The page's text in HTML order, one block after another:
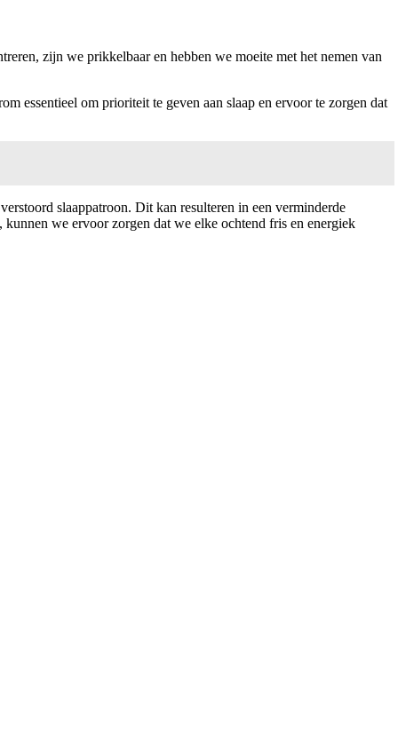
zijn we prikkelbaar en hebben we moeite met het nemen van
essentieel om prioriteit te geven aan slaap en ervoor te zorgen dat
slaappatroon. Dit kan resulteren in een verminderde
kunnen we ervoor zorgen dat we elke ochtend fris en energiek